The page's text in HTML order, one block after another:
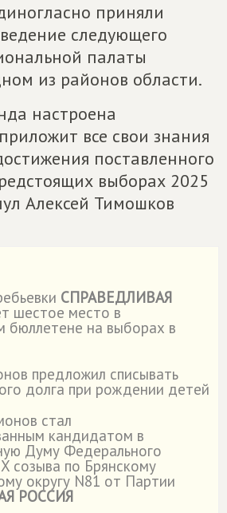
приняли
следующего
палаты
из районов области.
настроена
все свои знания
поставленного
выборах 2025
Алексей Тимошков
СПРАВЕДЛИВАЯ
шестое место в
бюллетене на выборах в
предложил списывать
долга при рождении детей
стал
кандидатом в
Думу Федерального
созыва по Брянскому
округу N81 от Партии
РОССИЯ